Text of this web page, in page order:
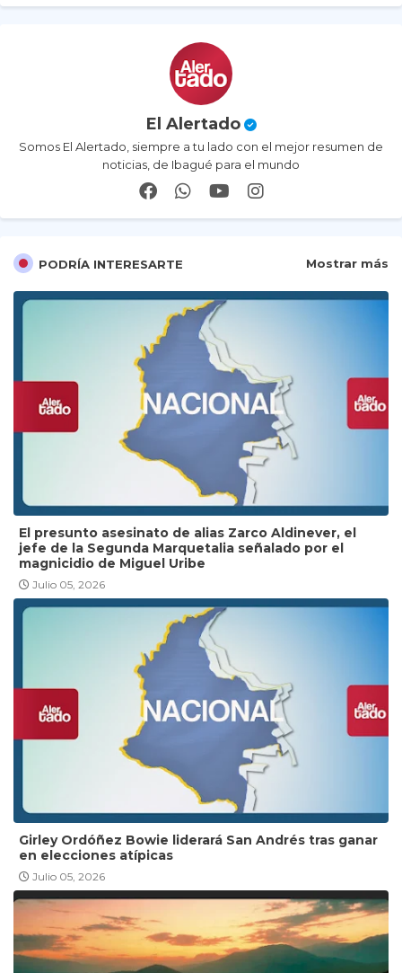
El Alertado
Somos El Alertado, siempre a tu lado con el mejor resumen de
noticias, de Ibagué para el mundo
PODRÍA INTERESARTE Mostrar más
El presunto asesinato de alias Zarco Aldinever, el
jefe de la Segunda Marquetalia señalado por el
magnicidio de Miguel Uribe
Julio 05, 2026
Girley Ordóñez Bowie liderará San Andrés tras ganar
en elecciones atípicas
Julio 05, 2026